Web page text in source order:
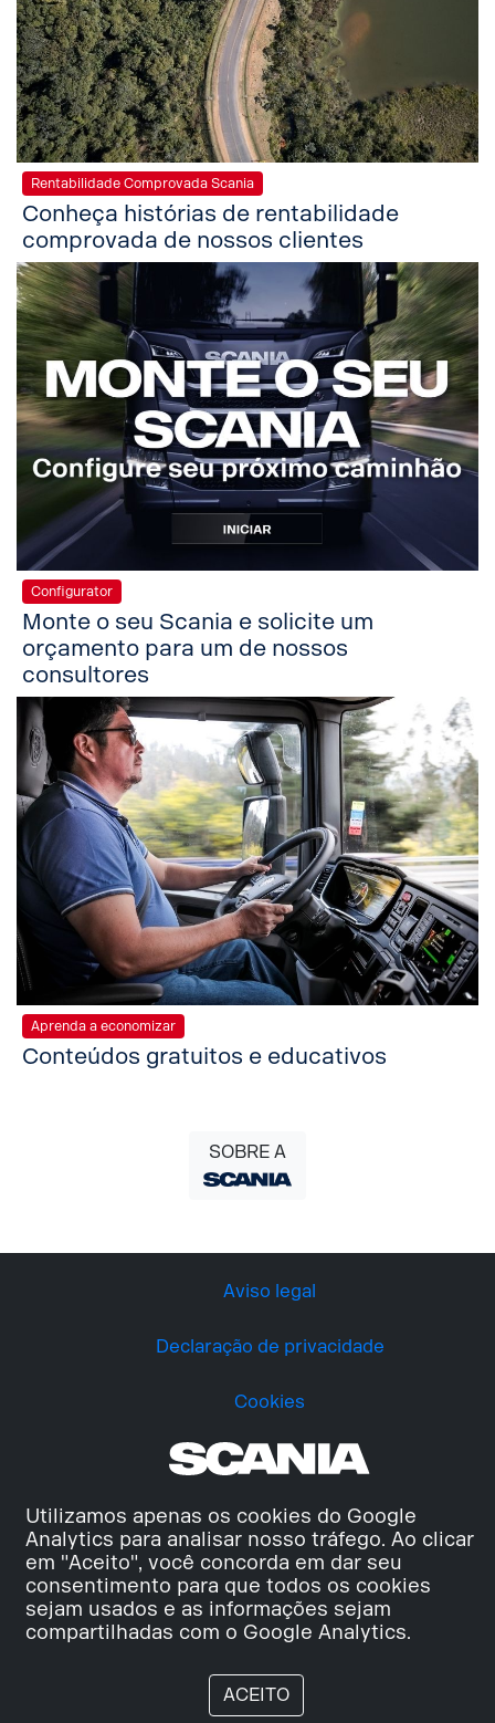
Utilizamos apenas os cookies do Google
Analytics para analisar nosso tráfego. Ao clicar
em "Aceito", você concorda em dar seu
consentimento para que todos os cookies
sejam usados e as informações sejam
compartilhadas com o Google Analytics.
ACEITO
Rentabilidade Comprovada Scania
Conheça histórias de rentabilidade
comprovada de nossos clientes
Configurator
Monte o seu Scania e solicite um
orçamento para um de nossos
consultores
Aprenda a economizar
Conteúdos gratuitos e educativos
SOBRE A
Aviso legal
Declaração de privacidade
Cookies